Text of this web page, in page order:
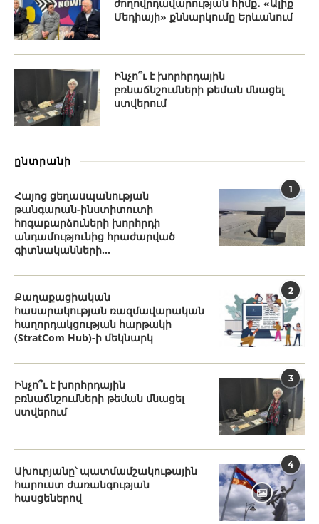
ժողովրդավարության հիմք․ «Ալիք
Մեդիայի» քննարկումը Երևանում
Ինչո՞ւ է խորհրդային
բռնաճնշումների թեման մնացել
ստվերում
ընտրանի
1
Հայոց ցեղասպանության
թանգարան-ինստիտուտի
հոգաբարձուների խորհրդի
անդամությունից հրաժարված
գիտնականների...
2
Քաղաքացիական
հասարակության ռազմավարական
հաղորդակցության հարթակի
(StratCom Hub)-ի մեկնարկ
3
Ինչո՞ւ է խորհրդային
բռնաճնշումների թեման մնացել
ստվերում
4
Ախուրյանը՝ պատմամշակութային
հարուստ ժառանգության
հասցեներով